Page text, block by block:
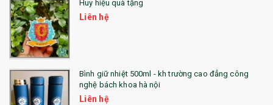
Huy hiệu quà tặng
Liên hệ
Bình giữ nhiệt 500ml - kh trường cao đẳng công
nghệ bách khoa hà nội
Liên hệ